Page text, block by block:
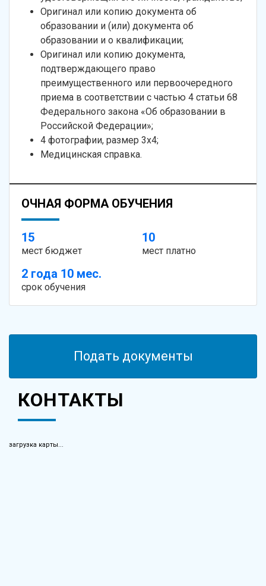
Оригинал или копию документа об
образовании и (или) документа об
образовании и о квалификации;
Оригинал или копию документа,
подтверждающего право
преимущественного или первоочередного
приема в соответствии с частью 4 статьи 68
Федерального закона «Об образовании в
Российской Федерации»;
4 фотографии, размер 3х4;
Медицинская справка.
ОЧНАЯ ФОРМА ОБУЧЕНИЯ
15
мест бюджет
10
мест платно
2 года 10 мес.
срок обучения
Подать документы
КОНТАКТЫ
загрузка карты...